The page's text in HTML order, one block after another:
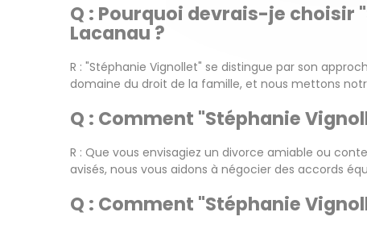
Q : Pourquoi devrais-je choisir
Lacanau ?
R : "Stéphanie Vignollet" se distingue par son
domaine du droit de la famille, et nous mettons
Q : Comment "Stéphanie
R : Que vous envisagiez un divorce amiable ou
avisés, nous vous aidons à négocier des accords
Q : Comment "Stéphanie